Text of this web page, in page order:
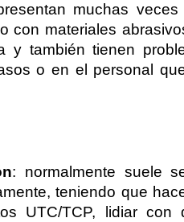
muchas
con materiales
y también tienen
o en el personal
: normalmente suele
teniendo que
UTC/TCP, lidiar con